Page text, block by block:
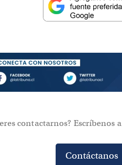
contactarnos? Escríbenos a
Contáctanos